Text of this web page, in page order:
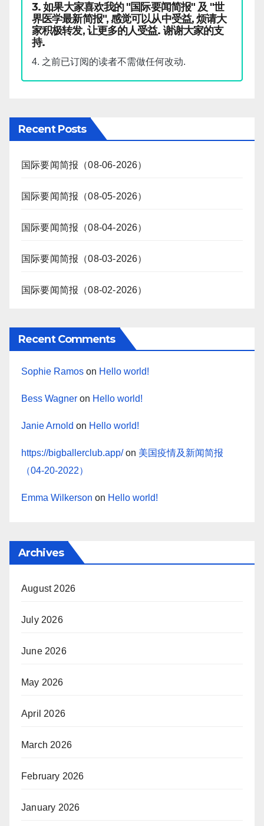
3. 如果大家喜欢我的 "国际要闻简报" 及 "世
界医学最新简报", 感觉可以从中受益, 烦请大
家积极转发, 让更多的人受益. 谢谢大家的支
持.
4. 之前已订阅的读者不需做任何改动.
Recent Posts
国际要闻简报（08-06-2026）
国际要闻简报（08-05-2026）
国际要闻简报（08-04-2026）
国际要闻简报（08-03-2026）
国际要闻简报（08-02-2026）
Recent Comments
Sophie Ramos on Hello world!
Bess Wagner on Hello world!
Janie Arnold on Hello world!
https://bigballerclub.app/on 美国疫情及新闻简报
（04-20-2022）
Emma Wilkerson on Hello world!
Archives
August 2026
July 2026
June 2026
May 2026
April 2026
March 2026
February 2026
January 2026